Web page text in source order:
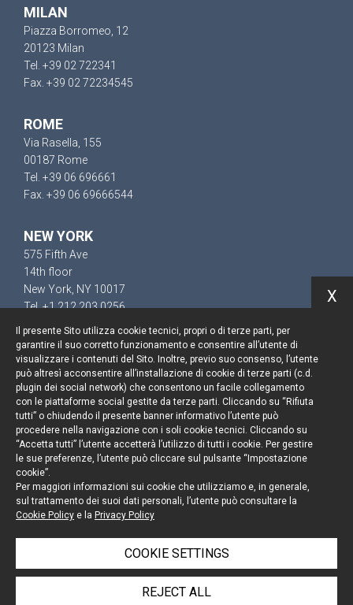
MILAN
Piazza Borromeo, 12
20123 Milan
Tel. +39 02 722341
Fax. +39 02 72234545
ROME
Via Rasella, 155
00187 Rome
Tel. +39 06 696661
Fax. +39 06 69666544
NEW YORK
575 Fifth Ave
14th floor
New York, NY 10017
Tel. +1 212 203 0256
Keep up to date
Cookie policy
Information Notice
Legal notices
Credits
© Portolano Cavallo Studio Legale 2026, all rights
Il presente Sito utilizza cookie tecnici, propri o di terze parti, per
garantire il suo corretto funzionamento e consentire all’utente di
visualizzare i contenuti del Sito. Inoltre, previo suo consenso, l’utente
può altresì acconsentire all’installazione di cookie di terze parti (c.d.
plugin dei social network) che consentono un facile collegamento
con le piattaforme social gestite da terze parti. Cliccando su “Rifiuta
tutti” o chiudendo il presente banner informativo l’utente può
procedere nella navigazione con i soli cookie tecnici. Cliccando su
“Accetta tutti” l’utente accetterà l’utilizzo di tutti i cookie. Per gestire
le sue preferenze, l’utente può cliccare sul pulsante “Impostazione
cookie”.
Per maggiori informazioni sui cookie che utilizziamo e, in generale,
sul trattamento dei suoi dati personali, l’utente può consultare la
Cookie Policy e la Privacy Policy
COOKIE SETTINGS
REJECT ALL
X